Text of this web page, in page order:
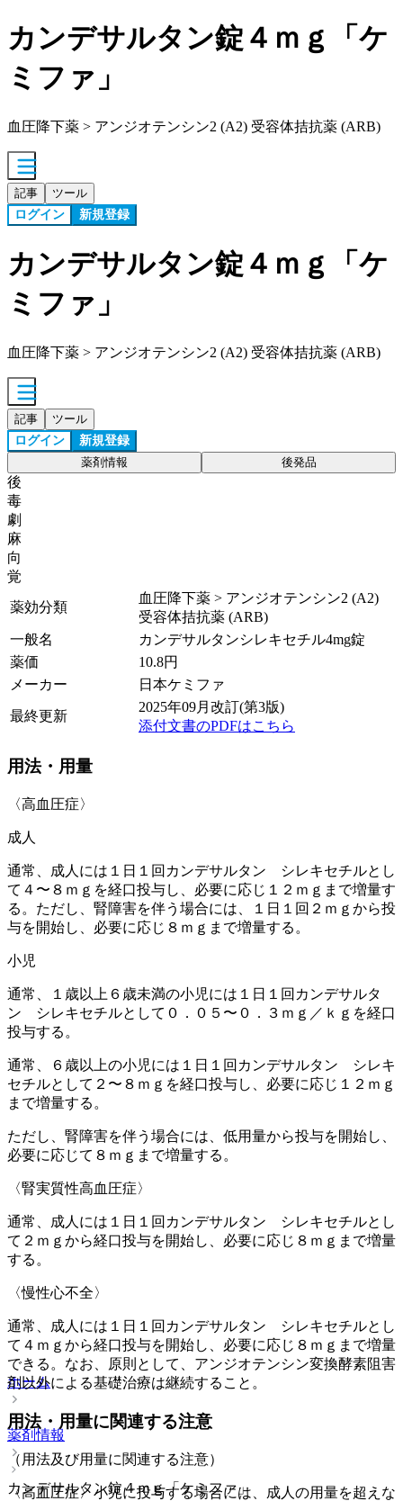
カンデサルタン錠４ｍｇ「ケ
ミファ」
血圧降下薬 > アンジオテンシン2 (A2) 受容体拮抗薬 (ARB)
記事 ツール
ログイン 新規登録
カンデサルタン錠４ｍｇ「ケ
ミファ」
血圧降下薬 > アンジオテンシン2 (A2) 受容体拮抗薬 (ARB)
記事 ツール
ログイン 新規登録
薬剤情報 後発品
後
毒
劇
麻
向
覚
薬効分類
血圧降下薬 > アンジオテンシン2 (A2)
受容体拮抗薬 (ARB)
一般名
カンデサルタンシレキセチル4mg錠
薬価
10.8円
メーカー
日本ケミファ
最終更新
2025年09月改訂(第3版)
添付文書のPDFはこちら
用法・用量
〈高血圧症〉
成人
通常、成人には１日１回カンデサルタン シレキセチルとし
て４〜８ｍｇを経口投与し、必要に応じ１２ｍｇまで増量す
る。ただし、腎障害を伴う場合には、１日１回２ｍｇから投
与を開始し、必要に応じ８ｍｇまで増量する。
小児
通常、１歳以上６歳未満の小児には１日１回カンデサルタ
ン シレキセチルとして０．０５〜０．３ｍｇ／ｋｇを経口
投与する。
通常、６歳以上の小児には１日１回カンデサルタン シレキ
セチルとして２〜８ｍｇを経口投与し、必要に応じ１２ｍｇ
まで増量する。
ただし、腎障害を伴う場合には、低用量から投与を開始し、
必要に応じて８ｍｇまで増量する。
〈腎実質性高血圧症〉
通常、成人には１日１回カンデサルタン シレキセチルとし
て２ｍｇから経口投与を開始し、必要に応じ８ｍｇまで増量
する。
〈慢性心不全〉
通常、成人には１日１回カンデサルタン シレキセチルとし
て４ｍｇから経口投与を開始し、必要に応じ８ｍｇまで増量
できる。なお、原則として、アンジオテンシン変換酵素阻害
剤以外による基礎治療は継続すること。
用法・用量に関連する注意
（用法及び用量に関連する注意）
〈高血圧症〉小児に投与する場合には、成人の用量を超えな
ホーム
薬剤情報
カンデサルタン錠４ｍｇ「ケミファ」